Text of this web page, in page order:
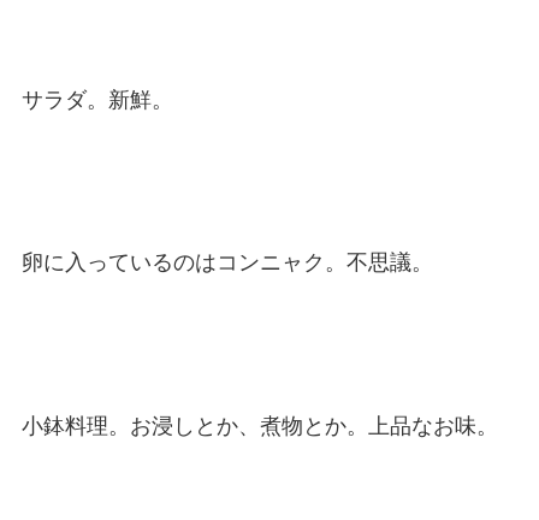
サラダ。新鮮。
卵に入っているのはコンニャク。不思議。
小鉢料理。お浸しとか、煮物とか。上品なお味。